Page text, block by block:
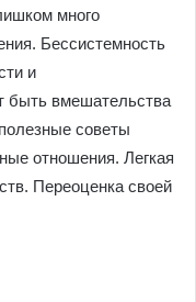
много
Бессистемность
и
быть вмешательства
советы
отношения. Легкая
Переоценка своей